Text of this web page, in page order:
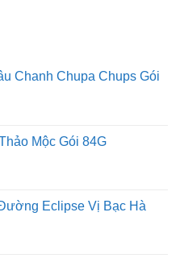
Chanh Chupa Chups Gói
Mộc Gói 84G
Eclipse Vị Bạc Hà